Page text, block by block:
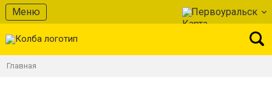
Меню Первоуральск
Главная